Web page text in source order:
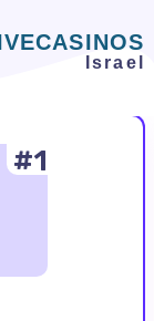
משחקים אונליין
#1